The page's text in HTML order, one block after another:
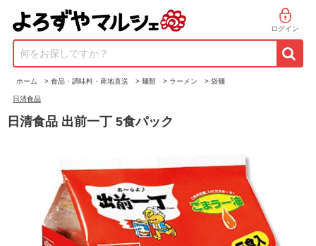
ログイン
何をお探しですか？
ホーム > 食品・調味料・産地直送 > 麺類 > ラーメン > 袋麺
日清食品
日清食品 出前一丁 5食パック